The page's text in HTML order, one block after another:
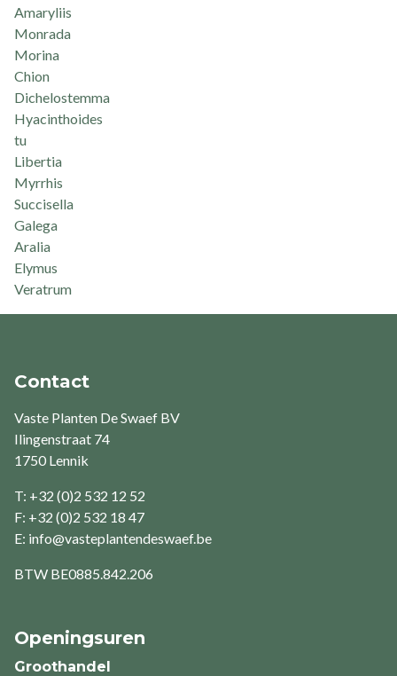
Amaryliis
Monrada
Morina
Chion
Dichelostemma
Hyacinthoides
tu
Libertia
Myrrhis
Succisella
Galega
Aralia
Elymus
Veratrum
Contact
Vaste Planten De Swaef BV
Ilingenstraat 74
1750 Lennik
T: +32 (0)2 532 12 52
F: +32 (0)2 532 18 47
E: info@vasteplantendeswaef.be
BTW BE0885.842.206
Openingsuren
Groothandel